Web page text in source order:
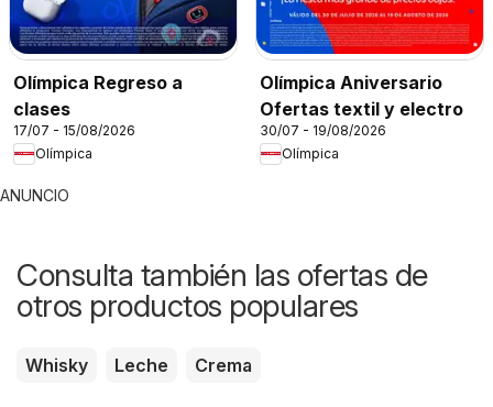
Olímpica Regreso a
clases
17/07 - 15/08/2026
Olímpica
Olímpica Aniversario
Ofertas textil y electro
30/07 - 19/08/2026
Olímpica
ANUNCIO
Consulta también las ofertas de
otros productos populares
Whisky Leche Crema